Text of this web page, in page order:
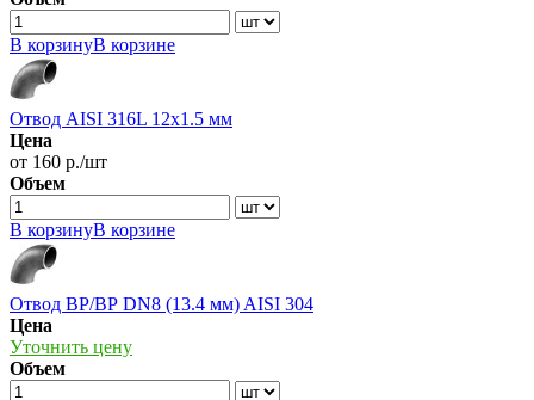
В корзинуВ корзине
Отвод AISI 316L 12х1.5 мм
Цена
от 160 р./шт
Объем
В корзинуВ корзине
Отвод ВР/ВР DN8 (13.4 мм) AISI 304
Цена
Уточнить цену
Объем